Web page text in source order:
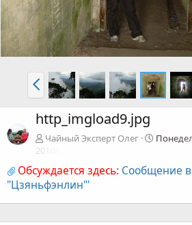
http_imgload9.jpg
Чайный Эксперт Олег
2010г.
Обсуждается здесь: Сообщение
"Цзяньфэнлин"'